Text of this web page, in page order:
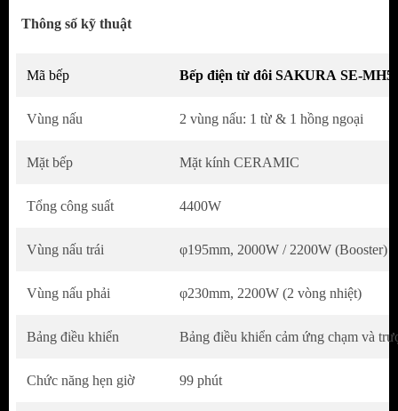
hướng thiết kế bếp hiện đại, tiện nghi hiện
Mặt kính mỏng, sáng bóng, đem lại vẻ tinh
chắc.
Bếp được thiết kế với 2 vùng nấu tổng công
công suất 2000W – booster 2200W, vùng nấu
nhiệt phù hợp với nhiều kích thước nồi khác
nhau.
bếp này vô cùng cùng tiện lợi và linh hoạt
Thông số kỹ thuật
Mã bếp Bếp điện từ đôi SAKURA SE-
Vùng nấu 2 vùng nấu: 1 từ & 1 hồng ngoại
Mặt bếp Mặt kính CERAMIC
Tổng công suất 4400W
Vùng nấu trái φ195mm, 2000W / 2200W (Booster)
Vùng nấu phải φ230mm, 2200W (2 vòng nhiệt)
Bảng điều khiển Bảng điều khiển cảm ứng chạm và
Chức năng hẹn giờ 99 phút